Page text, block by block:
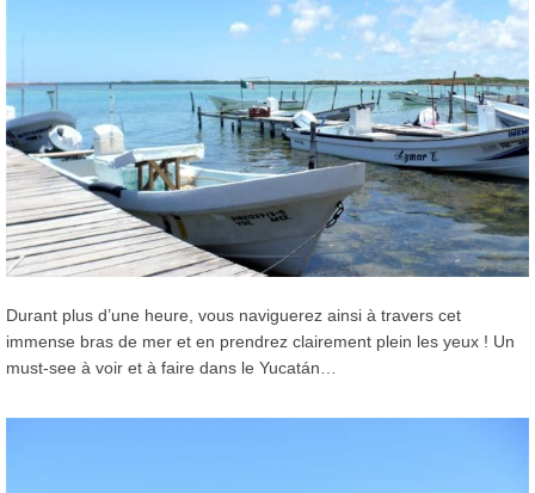
Durant plus d’une heure, vous naviguerez ainsi à travers cet
immense bras de mer et en prendrez clairement plein les yeux ! Un
must-see à voir et à faire dans le Yucatán…